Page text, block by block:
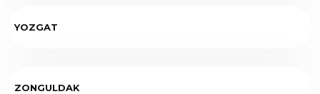
YOZGAT
ZONGULDAK